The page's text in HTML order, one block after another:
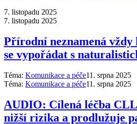
7. listopadu 2025
7. listopadu 2025
Přírodní neznamená vždy
se vypořádat s
Téma: Komunikace a péče11. srpna 2025
Téma: Komunikace a péče11. srpna 2025
AUDIO: Cílená léčba
nižší rizika a prodlužuje